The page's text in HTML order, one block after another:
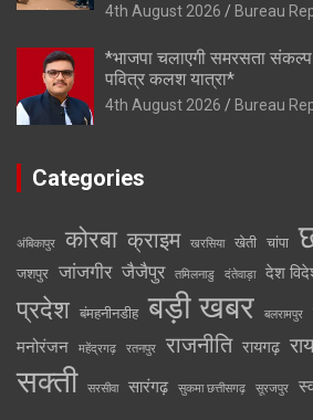
4th August 2026 Bureau
*भाजपा चलाएगी समरसता
पवित्र कलश यात्रा*
4th August 2026 Bureau
Categories
अंबिकापुर कोरबा क्राइम खरसिया खेती चांपा
जशपुर जांजगीर जैजैपुर तमिलनाडु दंतेवाड़ा देश
प्रदेश बंमहनीनडीह बड़ी खबर बलरामपुर
मनोरंजन महेंद्रगढ़ रतनपुर राजनीति रायगढ़
सक्ती सरसीवा सारंगढ़ सुकमा छत्तीसगढ़ सूरजपुर